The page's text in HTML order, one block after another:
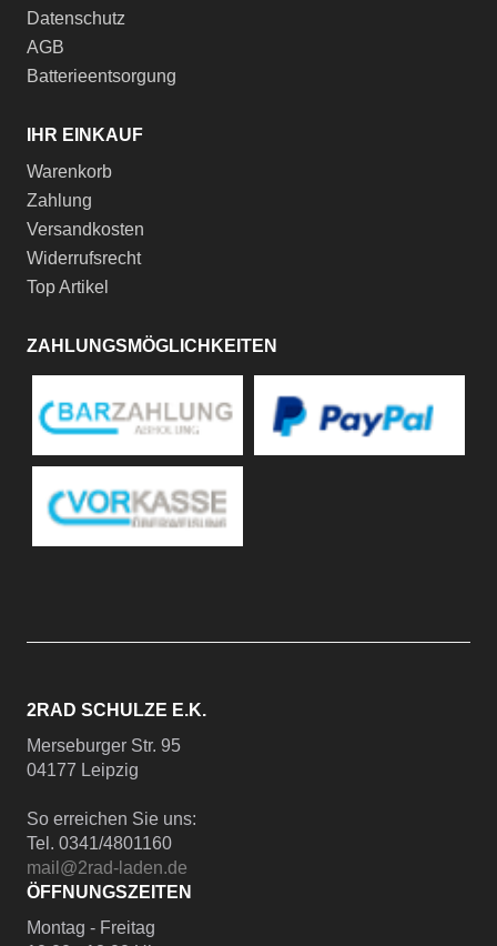
Datenschutz
AGB
Batterieentsorgung
IHR EINKAUF
Warenkorb
Zahlung
Versandkosten
Widerrufsrecht
Top Artikel
ZAHLUNGSMÖGLICHKEITEN
2RAD SCHULZE E.K.
Merseburger Str. 95
04177 Leipzig
So erreichen Sie uns:
Tel. 0341/4801160
mail@2rad-laden.de
ÖFFNUNGSZEITEN
Montag - Freitag